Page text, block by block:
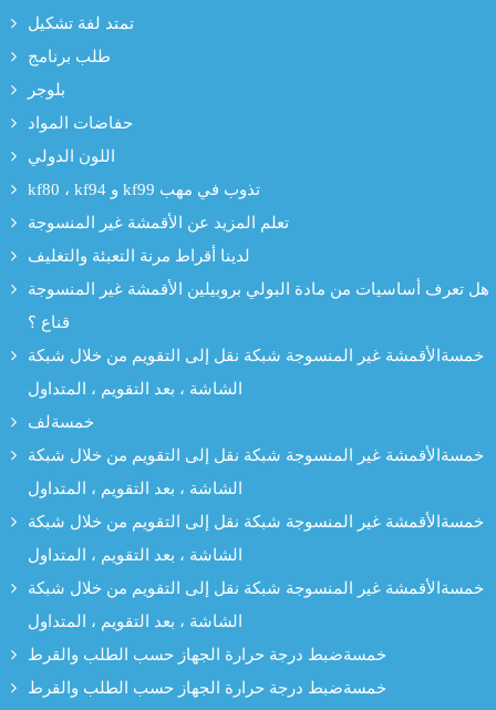
تمتد لفة تشكيل
طلب برنامج
بلوجر
حفاضات المواد
اللون الدولي
kf80 ، kf94 و kf99 تذوب في مهب
تعلم المزيد عن الأقمشة غير المنسوجة
لدينا أقراط مرنة التعبئة والتغليف
هل تعرف أساسيات من مادة البولي بروبيلين الأقمشة غير المنسوجة
قناع ؟
خمسةالأقمشة غير المنسوجة شبكة نقل إلى التقويم من خلال شبكة
الشاشة ، بعد التقويم ، المتداول
خمسةلف
خمسةالأقمشة غير المنسوجة شبكة نقل إلى التقويم من خلال شبكة
الشاشة ، بعد التقويم ، المتداول
خمسةالأقمشة غير المنسوجة شبكة نقل إلى التقويم من خلال شبكة
الشاشة ، بعد التقويم ، المتداول
خمسةالأقمشة غير المنسوجة شبكة نقل إلى التقويم من خلال شبكة
الشاشة ، بعد التقويم ، المتداول
خمسةضبط درجة حرارة الجهاز حسب الطلب والقرط
خمسةضبط درجة حرارة الجهاز حسب الطلب والقرط